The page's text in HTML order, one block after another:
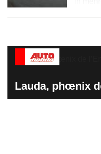
Lauda, phœnix